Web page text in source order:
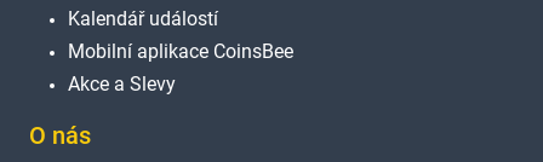
Kalendář událostí
Mobilní aplikace CoinsBee
Akce a Slevy
O nás